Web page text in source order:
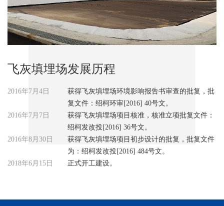
飞灰填埋场发展历程
2016年7月4日
获得飞灰填埋场环境影响报告书审查的批复，批
复文件：绍柯环审[2016] 40号文。
2016年7月7日
获得飞灰填埋场项目核准，核准立项批复文件：
绍柯发改投[2016] 36号文。
2016年8月30日
获得飞灰填埋场项目初步设计的批复，批复文件
为：绍柯发改投[2016] 484号文。
2018年6月15日
正式开工建设。